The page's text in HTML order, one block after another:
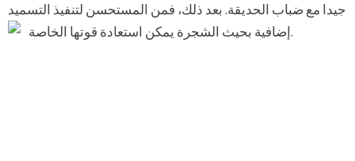
جيدا مع ضباب الحديقة. بعد ذلك، فمن المستحسن لتنفيذ التسميد
إضافية بحيث الشجرة يمكن استعادة قوتها الخاصة.